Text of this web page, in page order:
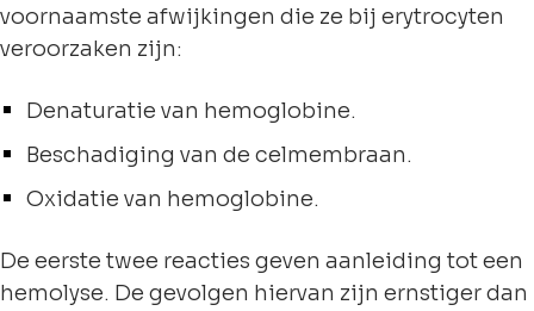
voornaamste afwijkingen die ze bij erytrocyten
veroorzaken zijn:
Denaturatie van hemoglobine.
Beschadiging van de celmembraan.
Oxidatie van hemoglobine.
De eerste twee reacties geven aanleiding tot een
hemolyse. De gevolgen hiervan zijn ernstiger dan